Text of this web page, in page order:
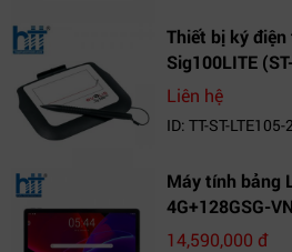
Thiết bị ký
Sig100LITE
Liên hệ
ID: TT-ST-LTE105-
Máy tính bảng
4G+128GSG-
14,590,000 đ